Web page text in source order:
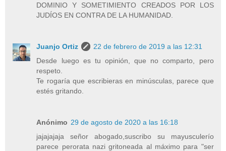
DOMINIO Y SOMETIMIENTO CREADOS POR LOS
JUDÍOS EN CONTRA DE LA HUMANIDAD.
Juanjo Ortiz
22 de febrero de 2019 a las 12:31
Desde luego es tu opinión, que no comparto, pero
respeto.
Te rogaría que escribieras en minúsculas, parece que
estés gritando.
Anónimo 29 de agosto de 2020 a las 16:18
jajajajaja señor abogado,suscribo su mayusculerío
parece perorata nazi gritoneada al máximo para "ser